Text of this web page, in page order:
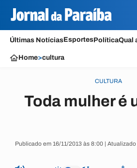
Últimas NotíciasEsportesPolíticaQual
Home>cultura
CULTURA
Toda mulher é
Publicado em 16/11/2013 às 8:00 |